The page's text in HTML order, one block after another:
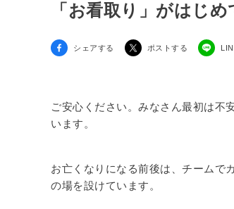
「お看取り」がはじめ
シェアする ポストする
ご安心ください。みなさん最初は不
います。
お亡くなりになる前後は、チームで
の場を設けています。